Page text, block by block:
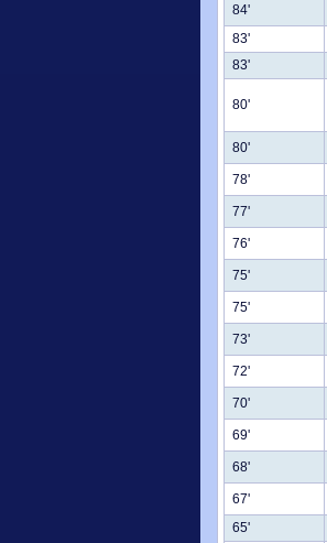
84'
83'
83'
80'
80'
78'
77'
76'
75'
75'
73'
72'
70'
69'
68'
67'
65'